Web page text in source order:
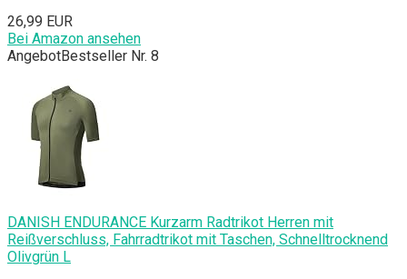
26,99 EUR
Bei Amazon ansehen
AngebotBestseller Nr. 8
DANISH ENDURANCE Kurzarm Radtrikot Herren mit
Reißverschluss, Fahrradtrikot mit Taschen, Schnelltrocknend
Olivgrün L